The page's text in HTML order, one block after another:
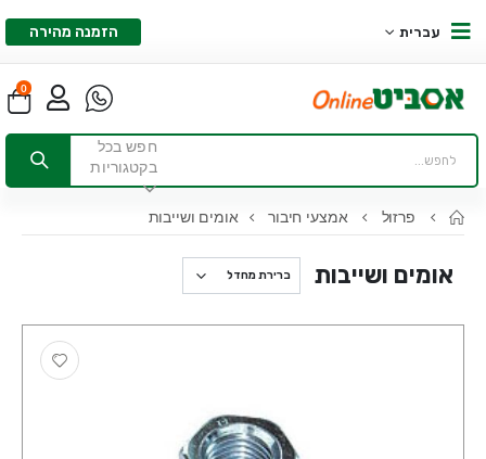
עברית הזמנה מהירה
0
חפש בכל
בקטגוריות
פרזול אמצעי חיבור אומים ושייבות
אומים ושייבות